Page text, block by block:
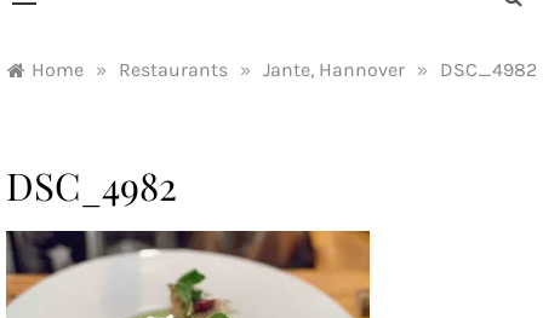
Home » Restaurants » Jante, Hannover » DSC_4982
DSC_4982